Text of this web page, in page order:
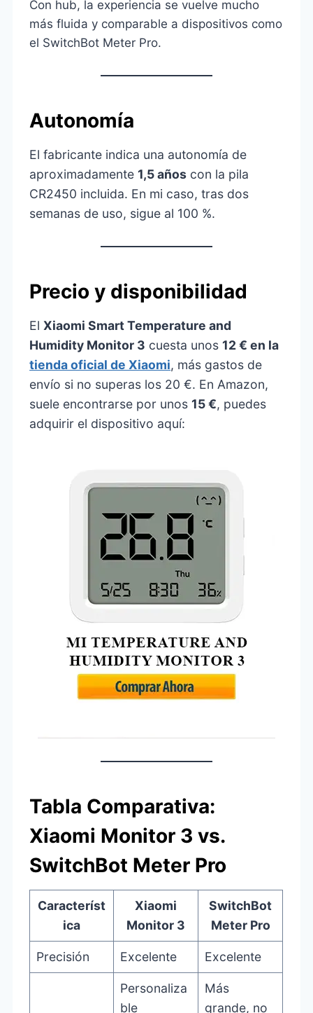
Con hub, la experiencia se vuelve mucho
más fluida y comparable a dispositivos como
el SwitchBot Meter Pro.
Autonomía
El fabricante indica una autonomía de
aproximadamente 1,5 años con la pila
CR2450 incluida. En mi caso, tras dos
semanas de uso, sigue al 100 %.
Precio y disponibilidad
ElXiaomi Smart Temperature and
Humidity Monitor 3 cuesta unos 12 € en la
tienda oficial de Xiaomi, más gastos de
envío si no superas los 20 €. En Amazon,
suele encontrarse por unos 15 €, puedes
adquirir el dispositivo aquí:
Tabla Comparativa:
Xiaomi Monitor 3 vs.
SwitchBot Meter Pro
Característ
ica
Xiaomi
Monitor 3
SwitchBot
Meter Pro
Precisión Excelente Excelente
Personaliza
ble
Más
grande, no